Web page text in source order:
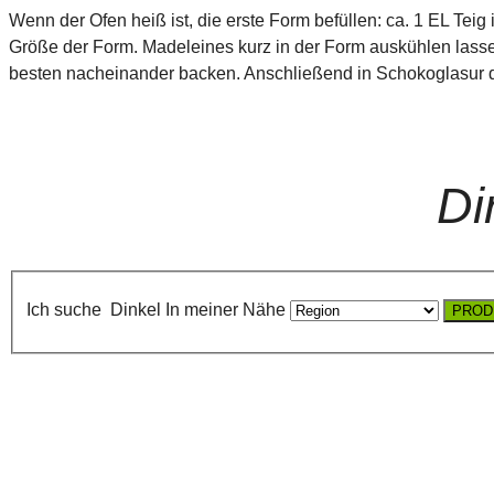
Wenn der Ofen heiß ist, die erste Form befüllen: ca. 1 EL
Größe der Form. Madeleines kurz in der Form auskühlen
besten nacheinander backen. Anschließend in
Ich suche Dinkel In meiner Nähe